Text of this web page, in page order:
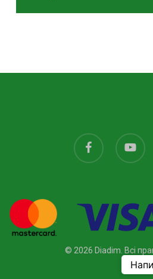
facebook youtube
© 2026 Diadim. Всі